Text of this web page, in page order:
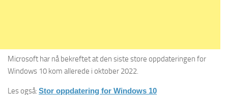
Microsoft har nå bekreftet at den siste store oppdateringen for
Windows 10 kom allerede i oktober 2022.
Les også: Stor oppdatering for Windows 10